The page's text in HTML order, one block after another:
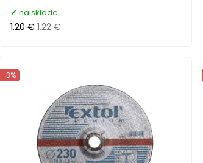
na sklade
1.20 € 1.22 €
- 3%